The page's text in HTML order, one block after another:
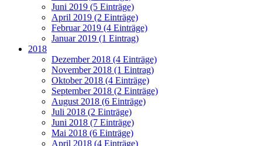
Juni 2019 (5 Einträge)
April 2019 (2 Einträge)
Februar 2019 (4 Einträge)
Januar 2019 (1 Eintrag)
2018
Dezember 2018 (4 Einträge)
November 2018 (1 Eintrag)
Oktober 2018 (4 Einträge)
September 2018 (2 Einträge)
August 2018 (6 Einträge)
Juli 2018 (2 Einträge)
Juni 2018 (7 Einträge)
Mai 2018 (6 Einträge)
April 2018 (4 Einträge)